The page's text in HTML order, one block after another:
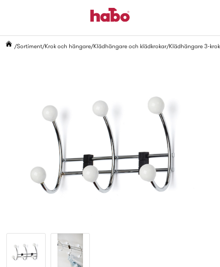
Sortiment Krok och hängare Klädhängare och klädkrokar Klädhängare 3-krok